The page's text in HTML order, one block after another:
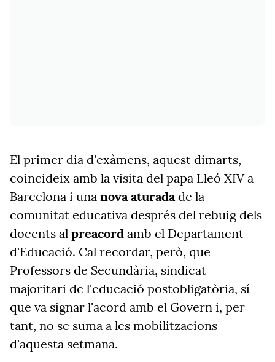
El primer dia d'exàmens, aquest dimarts,
coincideix amb la visita del papa Lleó XIV a
Barcelona i una nova aturadade la
comunitat educativa després del rebuig dels
docents al preacord amb el Departament
d'Educació. Cal recordar, però, que
Professors de Secundària, sindicat
majoritari de l'educació postobligatòria, sí
que va signar l'acord amb el Govern i, per
tant, no se suma a les mobilitzacions
d'aquesta setmana.